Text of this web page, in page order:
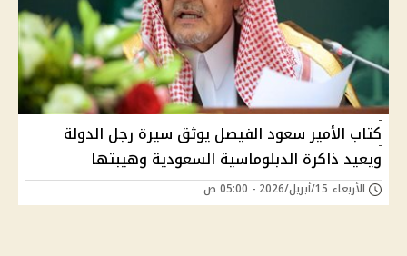
كتاب الأمير سعود الفيصل يوثق سيرة رجل الدولة
ويعيد ذاكرة الدبلوماسية السعودية وهيبتها
الأربعاء 15/أبريل/2026 - 05:00 ص